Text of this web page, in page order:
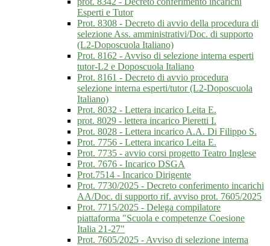
Esperti e Tutor
Prot. 8308 - Decreto di avvio della procedura di
selezione Ass. amministrativi/Doc. di supporto
(L2-Doposcuola Italiano)
Prot. 8162 - Avviso di selezione interna esperti
tutor-L2 e Doposcuola Italiano
Prot. 8161 - Decreto di avvio procedura
selezione interna esperti/tutor (L2-Doposcuola
Italiano)
Prot. 8032 - Lettera incarico Leita E.
prot. 8029 - lettera incarico Pieretti I.
Prot. 8028 - Lettera incarico A.A. Di Filippo S.
Prot. 7756 - Lettera incarico Leita E.
Prot. 7735 - avvio corsi progetto Teatro Inglese
Prot. 7676 - Incarico DSGA
Prot.7514 - Incarico Dirigente
Prot. 7730/2025 - Decreto conferimento incarichi
AA/Doc. di supporto rif. avviso prot. 7605/2025
Prot. 7715/2025 - Delega compilatore
piattaforma "Scuola e competenze Coesione
Italia 21-27"
Prot. 7605/2025 - Avviso di selezione interna